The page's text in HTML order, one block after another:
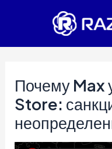
Почему Max
Store: